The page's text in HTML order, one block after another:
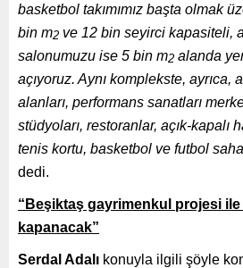
basketbol takımımız başta olmak
bin m2 ve 12 bin seyirci kapasiteli,
salonumuzu ise 5 bin m2 alanda
açıyoruz. Aynı komplekste, ayrıca,
alanları, performans sanatları
stüdyoları, restoranlar, açık-kapalı
tenis kortu, basketbol ve futbol
dedi.
“Beşiktaş gayrimenkul projesi
kapanacak”
Serdal Adalı konuyla ilgili şöyle